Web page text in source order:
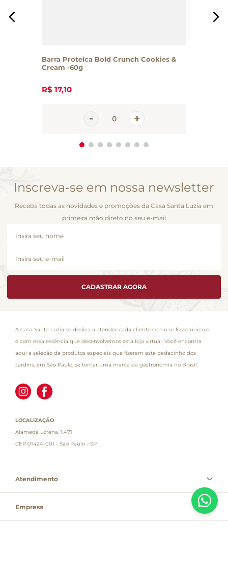
Barra Proteica Bold Crunch Cookies &
Cream -60g
R$ 17,10
Inscreva-se em nossa newsletter
Receba todas as novidades e promoções da Casa Santa Luzia em
primeira mão direto no seu e-mail
CADASTRAR AGORA
A Casa Santa Luzia se dedica a atender cada cliente como se fosse único e
é com essa essência que desenvolvemos esta loja virtual. Você encontra
aqui a seleção de produtos especiais que fizeram este pedacinho dos
Jardins, em São Paulo, se tornar uma marca da gastronomia no Brasil.
LOCALIZAÇÃO
Alameda Lorena, 1.471
CEP 01424-001 - São Paulo - SP
Atendimento
Empresa